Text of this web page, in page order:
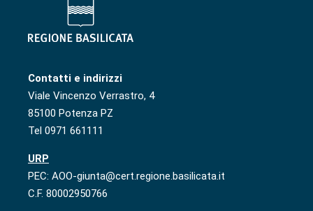
Contatti e indirizzi
Viale Vincenzo Verrastro, 4
85100 Potenza PZ
Tel 0971 661111
URP
PEC: AOO-giunta@cert.regione.basilicata.it
C.F. 80002950766